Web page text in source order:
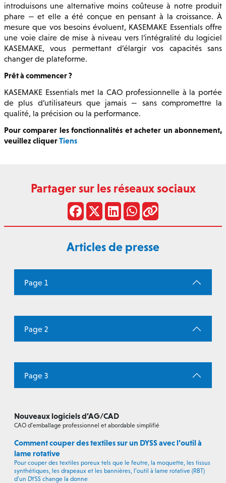
introduisons une alternative moins coûteuse à notre produit
phare — et elle a été conçue en pensant à la croissance. À
mesure que vos besoins évoluent, KASEMAKE Essentials offre
une voie claire de mise à niveau vers l’intégralité du logiciel
KASEMAKE, vous permettant d’élargir vos capacités sans
changer de plateforme.
Prêt à commencer ?
KASEMAKE Essentials met la CAO professionnelle à la portée
de plus d’utilisateurs que jamais — sans compromettre la
qualité, la précision ou la performance.
Pour comparer les fonctionnalités et acheter un abonnement,
veuillez cliquerTiens
Partager sur les réseaux sociaux
Articles de presse
Page 1
Page 2
Page 3
Nouveaux logiciels d’AG/CAD
CAO d’emballage professionnel et abordable simplifié
Comment couper des textiles sur un DYSS avec l’outil à
lame rotative
Pour couper des textiles poreux tels que le feutre, la moquette, les tissus
synthétiques, les drapeaux et les bannières, l’outil à lame rotative (RBT)
d’un DYSS change la donne